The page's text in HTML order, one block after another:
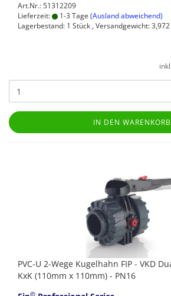
Art.Nr.: 51312209
Lieferzeit:
1-3 Tage (Ausland abweichend)
Lagerbestand: 1 Stück , Versandgewicht:3,972
IN DEN WARENKORB
PVC-U 2-Wege Kugelhahn FIP - VKD
KxK (110mm x 110mm) - PN16
©